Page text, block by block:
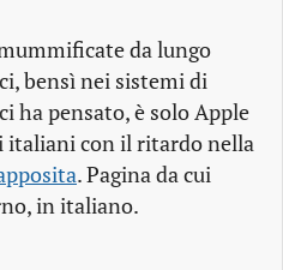
da lungo
bensì nei sistemi di
ha pensato, è solo Apple
italiani con il ritardo nella
. Pagina da cui
in italiano.